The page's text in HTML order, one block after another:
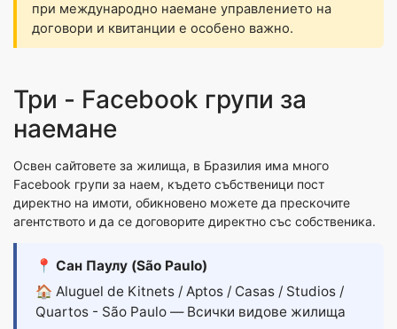
при международно наемане управлението на
договори и квитанции е особено важно.
Три - Facebook групи за
наемане
Освен сайтовете за жилища, в Бразилия има много
Facebook групи за наем, където събственици пост
директно на имоти, обикновено можете да прескочите
агентството и да се договорите директно със собственика.
📍 Сан Паулу (São Paulo)
🏠 Aluguel de Kitnets / Aptos / Casas / Studios /
Quartos - São Paulo — Всички видове жилища